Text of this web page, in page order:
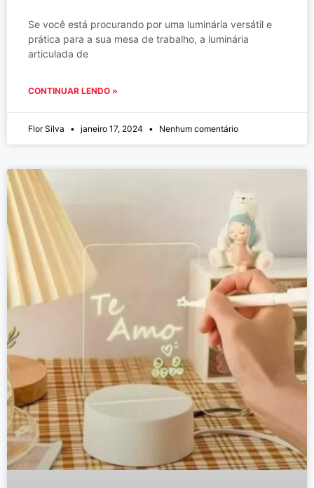
Se você está procurando por uma luminária versátil e
prática para a sua mesa de trabalho, a luminária
articulada de
CONTINUAR LENDO »
Flor Silva janeiro 17, 2024 Nenhum comentário